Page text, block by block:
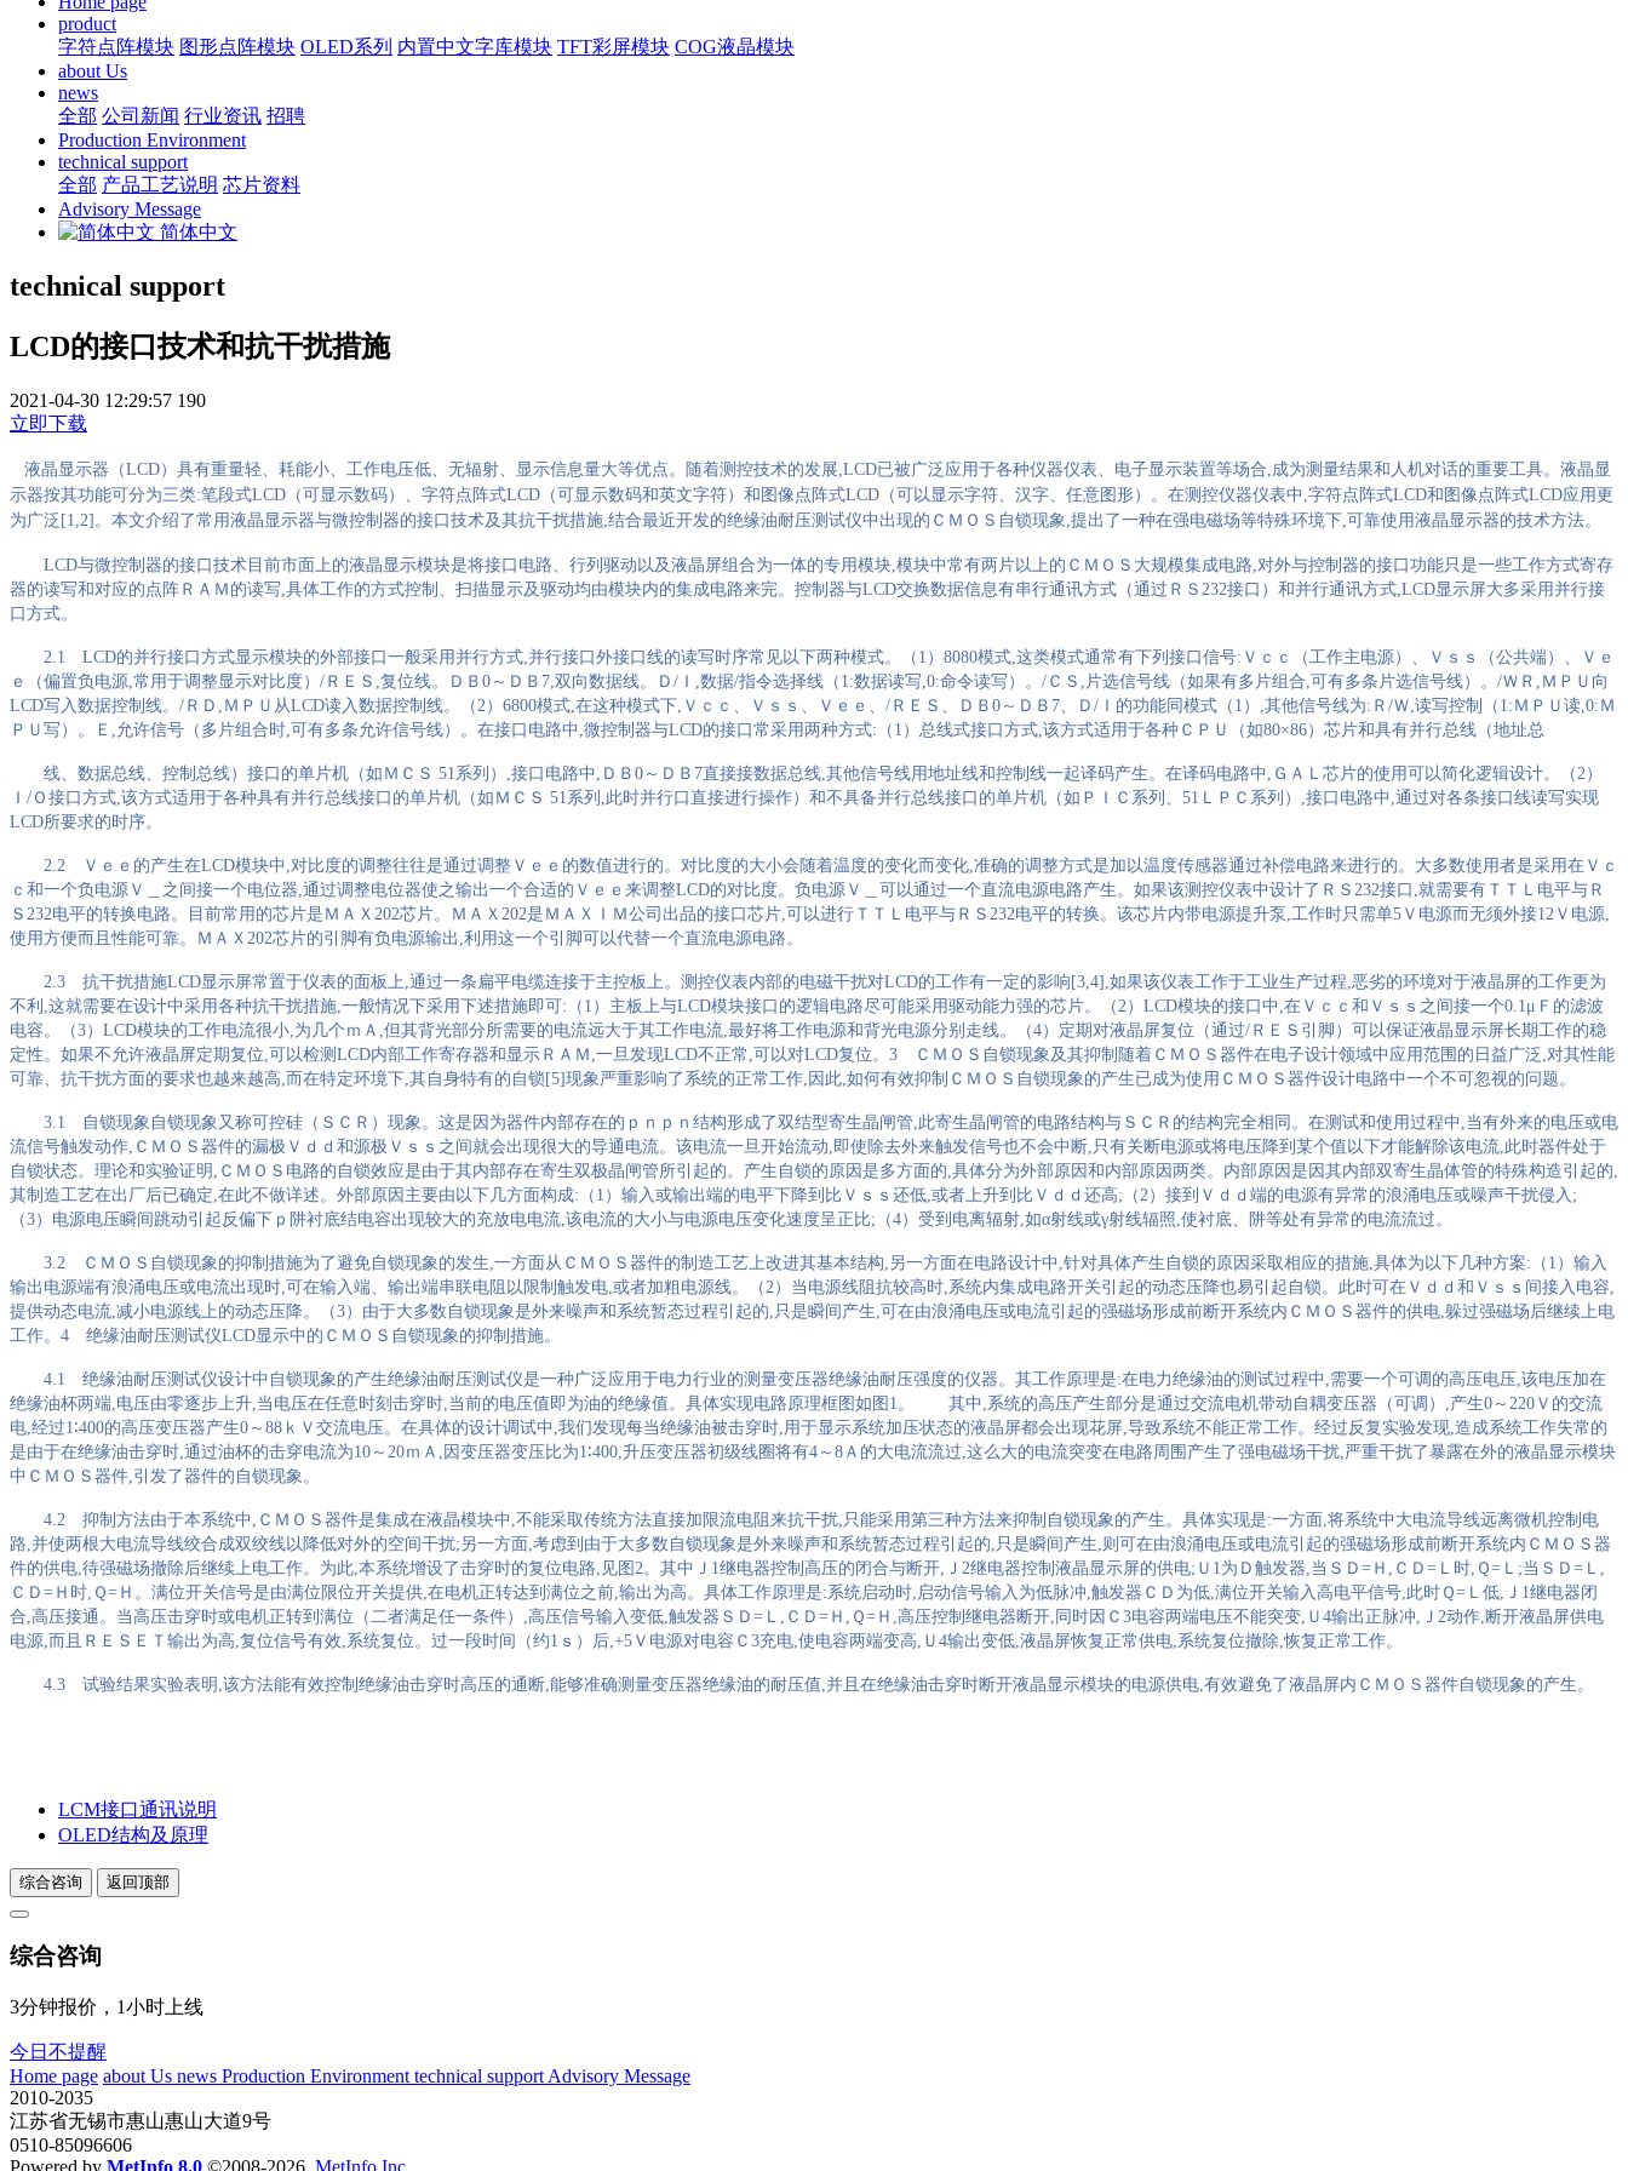
product
字符点阵模块 图形点阵模块 OLED系列 内置中文字库模块 TFT彩屏模块 COG液晶模块
about Us
news
全部 公司新闻 行业资讯 招聘
Production Environment
technical support
全部 产品工艺说明 芯片资料
Advisory Message
简体中文
technical support
LCD的接口技术和抗干扰措施
2021-04-30 12:29:57 190
立即下载
液晶显示器（LCD）具有重量轻、耗能小、工作电压低、无辐射、显示信息量大等优点。随着测控技术的发展 ,LCD已被广泛应用于各种仪器仪表、电子显示装置等场合 成为测量结果和人机对话的重要工具。液晶显
示器按其功能可分为三类:笔段式LCD （可显示数码）、字符点阵式LCD （可显示数码和英文字符）和图像点阵式LCD （可以显示字符、汉字、任意图形）。在测控仪器仪表中 字符点阵式LCD和图像点阵式LCD应用更
为广泛 [1,2] 。本文介绍了常用液晶显示器与微控制器的接口技术及其抗干扰措施 结合最近开发的绝缘油耐压测试仪中出现的ＣＭＯＳ自锁现象 提出了一种在强电磁场等特殊环境下 可靠使用液晶显示器的技术方法。
LCD与微控制器的接口技术目前市面上的液晶显示模块是将接口电路、行列驱动以及液晶屏组合为一体的专用模块 模块中常有两片以上的ＣＭＯＳ大规模集成电路 对外与控制器的接口功能只是一些工作方式寄存
器的读写和对应的点阵ＲＡＭ的读写 具体工作的方式控制、扫描显示及驱动均由模块内的集成电路来完。控制器与LCD交换数据信息有串行通讯方式（通过ＲＳ 232接口）和并行通讯方式 ,LCD显示屏大多采用并行接
口方式。
2.1 LCD的并行接口方式显示模块的外部接口一般采用并行方式 并行接口外接口线的读写时序常见以下两种模式。（ 1 ） 8080模式 这类模式通常有下列接口信号: Ｖｃｃ（工作主电源）、Ｖｓｓ（公共端）、Ｖｅ
ｅ（偏置负电源 常用于调整显示对比度） / ＲＥＳ 复位线。ＤＢ 0 ～ＤＢ 7, 双向数据线。Ｄ / Ｉ 数据/指令选择线（ 1:数据读写 ,0:命令读写）。 / ＣＳ 片选信号线（如果有多片组合 可有多条片选信号线）。 /ＷＲ ＭＰＵ向
LCD写入数据控制线。 / ＲＤ ＭＰＵ从LCD读入数据控制线。（ 2 ） 6800模式 在这种模式下 Ｖｃｃ、Ｖｓｓ、Ｖｅｅ、 / ＲＥＳ、ＤＢ 0 ～ＤＢ 7 、Ｄ / Ｉ的功能同模式（ 1 ） 其他信号线为: Ｒ /Ｗ 读写控制（ 1: ＭＰＵ读 ,0: Ｍ
ＰＵ写）。Ｅ
允许信号（多片组合时 可有多条允许信号线）。在接口电路中 微控制器与LCD的接口常采用两种方式: （ 1 ）总线式接口方式 该方式适用于各种ＣＰＵ（如80×86）芯片和具有并行总线（地址总
线、数据总线、控制总线）接口的单片机（如ＭＣＳ 51 系列） 接口电路中 ＤＢ 0 ～ＤＢ 7直接接数据总线 其他信号线用地址线和控制线一起译码产生。在译码电路中 ＧＡＬ芯片的使用可以简化逻辑设计。（ 2 ）
Ｉ / Ｏ接口方式 该方式适用于各种具有并行总线接口的单片机（如ＭＣＳ 51 系列 此时并行口直接进行操作）和不具备并行总线接口的单片机（如ＰＩＣ系列、 51 ＬＰＣ系列） 接口电路中 通过对各条接口线读写实现
LCD所要求的时序。
2.2 Ｖｅｅ的产生在LCD模块中 对比度的调整往往是通过调整Ｖｅｅ的数值进行的。对比度的大小会随着温度的变化而变化 准确的调整方式是加以温度传感器通过补偿电路来进行的。大多数使用者是采用在Ｖｃ
ｃ和一个负电源Ｖ＿之间接一个电位器 通过调整电位器使之输出一个合适的Ｖｅｅ来调整LCD的对比度。负电源Ｖ＿可以通过一个直流电源电路产生。如果该测控仪表中设计了ＲＳ 232接口 就需要有ＴＴＬ电平与Ｒ
Ｓ 232电平的转换电路。目前常用的芯片是ＭＡＸ 202芯片。ＭＡＸ 202是ＭＡＸＩＭ公司出品的接口芯片 可以进行ＴＴＬ电平与ＲＳ 232电平的转换。该芯片内带电源提升泵 工作时只需单5 Ｖ电源而无须外接12 Ｖ电源
使用方便而且性能可靠。ＭＡＸ 202芯片的引脚有负电源输出 利用这一个引脚可以代替一个直流电源电路。
2.3 抗干扰措施LCD显示屏常置于仪表的面板上 通过一条扁平电缆连接于主控板上。测控仪表内部的电磁干扰对LCD的工作有一定的影响[3,4], 如果该仪表工作于工业生产过程 恶劣的环境对于液晶屏的工作更为
不利 这就需要在设计中采用各种抗干扰措施 一般情况下采用下述措施即可: （ 1 ）主板上与LCD模块接口的逻辑电路尽可能采用驱动能力强的芯片。（ 2 ） LCD模块的接口中 在Ｖｃｃ和Ｖｓｓ之间接一个0.1 μＦ的滤波
电容。（3） LCD模块的工作电流很小 为几个ｍＡ 但其背光部分所需要的电流远大于其工作电流 最好将工作电源和背光电源分别走线。（4）定期对液晶屏复位（通过/ ＲＥＳ引脚）可以保证液晶显示屏长期工作的稳
定性。如果不允许液晶屏定期复位 可以检测 LCD内部工作寄存器和显示ＲＡＭ 一旦发现LCD不正常 可以对LCD复位。 3 ＣＭＯＳ自锁现象及其抑制随着ＣＭＯＳ器件在电子设计领域中应用范围的日益广泛 对其性能
可靠、抗干扰方面的要求也越来越高 而在特定环境下 其自身特有的自锁[5]现象严重影响了系统的正常工作 因此 如何有效抑制ＣＭＯＳ自锁现象的产生已成为使用ＣＭＯＳ器件设计电路中一个不可忽视的问题。
3.1 自锁现象自锁现象又称可控硅（ＳＣＲ）现象。这是因为器件内部存在的ｐｎｐｎ结构形成了双结型寄生晶闸管 此寄生晶闸管的电路结构与ＳＣＲ的结构完全相同。在测试和使用过程中 当有外来的电压或电
流信号触发动作 ＣＭＯＳ器件的漏极Ｖｄｄ和源极Ｖｓｓ之间就会出现很大的导通电流。该电流一旦开始流动 即使除去外来触发信号也不会中断 只有关断电源或将电压降到某个值以下才能解除该电流 此时器件处于
自锁状态。理论和实验证明 ＣＭＯＳ电路的自锁效应是由于其内部存在寄生双极晶闸管所引起的。产生自锁的原因是多方面的 具体分为外部原因和内部原因两类。内部原因是因其内部双寄生晶体管的特殊构造引起的
其制造工艺在出厂后已确定 在此不做详述。外部原因主要由以下几方面构成: （ 1 ）输入或输出端的电平下降到比Ｖｓｓ还低 或者上升到比Ｖｄｄ还高; （ 2 ）接到Ｖｄｄ端的电源有异常的浪涌电压或噪声干扰侵入 ;
（3）电源电压瞬间跳动引起反偏下ｐ阱衬底结电容出现较大的充放电电流 该电流的大小与电源电压变化速度呈正比; （4）受到电离辐射 如α射线或γ射线辐照 使衬底、阱等处有异常的电流流过。
3.2 ＣＭＯＳ自锁现象的抑制措施为了避免自锁现象的发生 一方面从ＣＭＯＳ器件的制造工艺上改进其基本结构 另一方面在电路设计中 针对具体产生自锁的原因采取相应的措施 具体为以下几种方案: （ 1 ）输入
输出电源端有浪涌电压或电流出现时 可在输入端、输出端串联电阻以限制触发电 或者加粗电源线。（ 2 ）当电源线阻抗较高时 系统内集成电路开关引起的动态压降也易引起自锁。此时可在Ｖｄｄ和Ｖｓｓ间接入电容
提供动态电流 减小电源线上的动态压降。（3）由于大多数自锁现象是外来噪声和系统暂态过程引起的 只是瞬间产生 可在由浪涌电压或电流引起的强磁场形成前断开系统内ＣＭＯＳ器件的供电 躲过强磁场后继续上电
工作。 4 绝缘油耐压测试仪LCD显示中的ＣＭＯＳ自锁现象的抑制措施。
4.1 绝缘油耐压测试仪设计中自锁现象的产生绝缘油耐压测试仪是一种广泛应用于电力行业的测量变压器绝缘油耐压强度的仪器。其工作原理是:在电力绝缘油的测试过程中 需要一个可调的高压电压 该电压加在
绝缘油杯两端 电压由零逐步上升 当电压在任意时刻击穿时 当前的电压值即为油的绝缘值。具体实现电路原理框图如图 1 。 其中 系统的高压产生部分是通过交流电机带动自耦变压器（可调） 产生0 ～ 220 Ｖ的交流
电 经过1 ∶400的高压变压器产生0 ～ 88 ｋＶ交流电压。在具体的设计调试中 我们发现每当绝缘油被击穿时 用于显示系统加压状态的液晶屏都会出现花屏 导致系统不能正常工作。经过反复实验发现 造成系统工作失常的
是由于在绝缘油击穿时 通过油杯的击穿电流为10 ～ 20ｍＡ 因变压器变压比为1 ∶400, 升压变压器初级线圈将有4 ～ 8 Ａ的大电流流过 这么大的电流突变在电路周围产生了强电磁场干扰 严重干扰了暴露在外的液晶显示模块
中ＣＭＯＳ器件 引发了器件的自锁现象。
4.2 抑制方法由于本系统中 ＣＭＯＳ器件是集成在液晶模块中 不能采取传统方法直接加限流电阻来抗干扰 只能采用第三种方法来抑制自锁现象的产生。具体实现是:一方面 将系统中大电流导线远离微机控制电
路 并使两根大电流导线绞合成双绞线以降低对外的空间干扰; 另一方面 考虑到由于大多数自锁现象是外来噪声和系统暂态过程引起的 只是瞬间产生 则可在由浪涌电压或电流引起的强磁场形成前断开系统内ＣＭＯＳ器
件的供电 待强磁场撤除后继续上电工作。为此 本系统增设了击穿时的复位电路 见图 2 。其中Ｊ 1继电器控制高压的闭合与断开 Ｊ 2继电器控制液晶显示屏的供电; Ｕ 1 为Ｄ触发器 当ＳＤ = Ｈ ＣＤ = Ｌ时 Ｑ= Ｌ ;当ＳＤ = Ｌ
ＣＤ = Ｈ时 Ｑ= Ｈ。满位开关信号是由满位限位开关提供 在电机正转达到满位之前 输出为高。具体工作原理是:系统启动时 启动信号输入为低脉冲 触发器ＣＤ为低 满位开关输入高电平信号 此时Ｑ= Ｌ低 Ｊ 1继电器闭
合 高压接通。当高压击穿时或电机正转到满位（二者满足任一条件） 高压信号输入变低 触发器ＳＤ = Ｌ ＣＤ = Ｈ Ｑ= Ｈ 高压控制继电器断开 同时因Ｃ 3电容两端电压不能突变 Ｕ 4输出正脉冲 Ｊ 2动作 断开液晶屏供电
电源 而且ＲＥＳＥＴ输出为高 复位信号有效 系统复位。过一段时间（约1 ｓ）后 ,+5 Ｖ电源对电容Ｃ 3充电 使电容两端变高 Ｕ 4输出变低 液晶屏恢复正常供电 系统复位撤除 ,恢复正常工作。
4.3 试验结果实验表明 该方法能有效控制绝缘油击穿时高压的通断 能够准确测量变压器绝缘油的耐压值 并且在绝缘油击穿时断开液晶显示模块的电源供电 有效避免了液晶屏内ＣＭＯＳ器件自锁现象的产生。
LCM接口通讯说明
OLED结构及原理
综合咨询 返回顶部
综合咨询
3分钟报价，1小时上线
今日不提醒
Home page about Us news Production Environment technical support Advisory Message
2010-2035
江苏省无锡市惠山惠山大道9号
0510-85096606